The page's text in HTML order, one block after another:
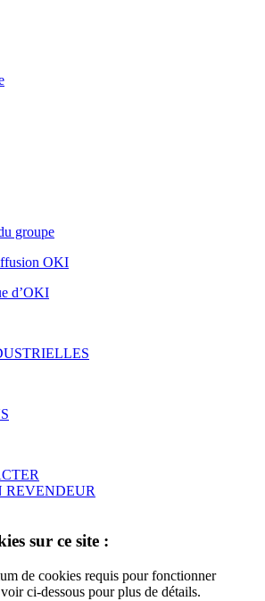
groupe
OKI
d’OKI
REVENDEUR
sur ce site :
de cookies requis pour fonctionner
ci-dessous pour plus de détails.